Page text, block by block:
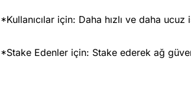
*Kullanıcılar için: Daha hızlı ve daha
*Stake Edenler için: Stake ederek ağ